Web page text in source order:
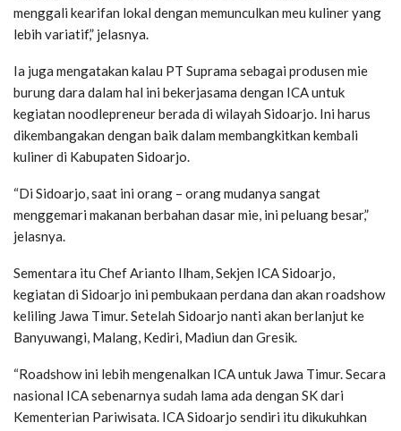
menggali kearifan lokal dengan memunculkan meu kuliner yang
lebih variatif,” jelasnya.
Ia juga mengatakan kalau PT Suprama sebagai produsen mie
burung dara dalam hal ini bekerjasama dengan ICA untuk
kegiatan noodlepreneur berada di wilayah Sidoarjo. Ini harus
dikembangakan dengan baik dalam membangkitkan kembali
kuliner di Kabupaten Sidoarjo.
“Di Sidoarjo, saat ini orang – orang mudanya sangat
menggemari makanan berbahan dasar mie, ini peluang besar,”
jelasnya.
Sementara itu Chef Arianto Ilham, Sekjen ICA Sidoarjo,
kegiatan di Sidoarjo ini pembukaan perdana dan akan roadshow
keliling Jawa Timur. Setelah Sidoarjo nanti akan berlanjut ke
Banyuwangi, Malang, Kediri, Madiun dan Gresik.
“Roadshow ini lebih mengenalkan ICA untuk Jawa Timur. Secara
nasional ICA sebenarnya sudah lama ada dengan SK dari
Kementerian Pariwisata. ICA Sidoarjo sendiri itu dikukuhkan